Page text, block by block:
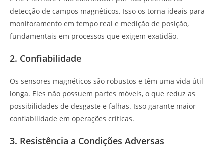
detecção de campos magnéticos. Isso os torna ideais para
monitoramento em tempo real e medição de posição,
fundamentais em processos que exigem exatidão.
2. Confiabilidade
Os sensores magnéticos são robustos e têm uma vida útil
longa. Eles não possuem partes móveis, o que reduz as
possibilidades de desgaste e falhas. Isso garante maior
confiabilidade em operações críticas.
3. Resistência a Condições Adversas